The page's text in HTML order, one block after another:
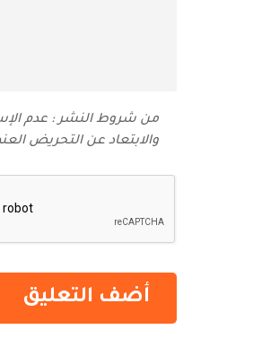
من شروط النشر : عدم
والابتعاد عن التحريض